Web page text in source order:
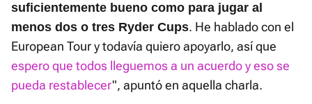
suficientemente bueno como para jugar al
menos dos o tres Ryder Cups. He hablado con el
European Tour y todavía quiero apoyarlo, así que
espero que todos lleguemos a un acuerdo y eso se
pueda restablecer", apuntó en aquella charla.